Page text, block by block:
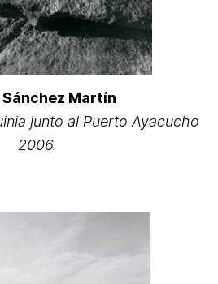
Sánchez Martín
junto al Puerto Ayacucho
2006